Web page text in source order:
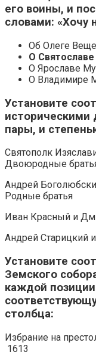
его воины, и
словами: «Хочу
Об Олеге
О
О Ярославе
О Владимире
Установите
пары, и
Святополк
Двоюродные
Андрей
Родные братья
Иван Красный и
Андрей Старицкий
Установите
Земского
каждой
столбца:
Избрание на
1613